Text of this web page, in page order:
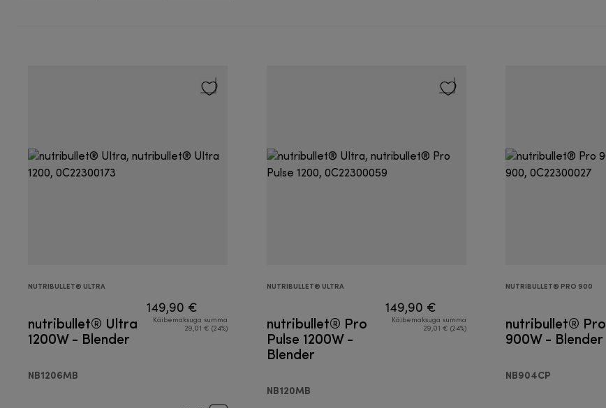
NUTRIBULLET® ULTRA
nutribullet® Ultra
1200W - Blender
NB1206MB
149,90 €
Käibemaksuga summa
29,01 € (24%)
NUTRIBULLET® ULTRA
nutribullet® Pro
Pulse 1200W -
Blender
NB120MB
149,90 €
Käibemaksuga summa
29,01 € (24%)
NUTRIBULLET® PRO 900
nutribullet® Pro
900W - Blender
NB904CP